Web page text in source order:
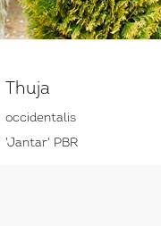
Thuja
occidentalis
'Jantar' PBR